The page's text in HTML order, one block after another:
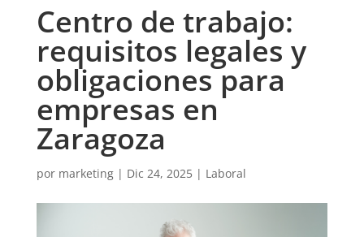
Centro de trabajo:
requisitos legales y
obligaciones para
empresas en
Zaragoza
por marketing| Dic 24, 2025| Laboral